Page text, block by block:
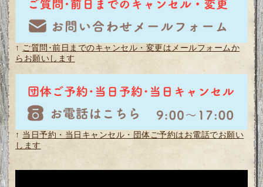
↑ ご質問･前日までのキャンセル・変更はメールフォームか
らお願いします
↑ 当日予約・当日キャンセル・団体ご予約はお電話でお願い
します